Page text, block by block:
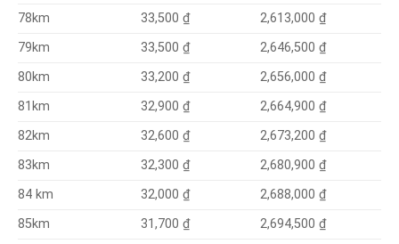
78km
33,500 ₫
2,613,000 ₫
79km
33,500 ₫
2,646,500 ₫
80km
33,200 ₫
2,656,000 ₫
81km
32,900 ₫
2,664,900 ₫
82km
32,600 ₫
2,673,200 ₫
83km
32,300 ₫
2,680,900 ₫
84 km
32,000 ₫
2,688,000 ₫
85km
31,700 ₫
2,694,500 ₫